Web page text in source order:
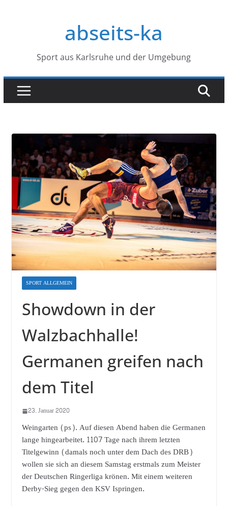
abseits-ka
Sport aus Karlsruhe und der Umgebung
SPORT ALLGEMEIN
Showdown in der
Walzbachhalle!
Germanen greifen nach
dem Titel
23. Januar 2020
Weingarten (ps). Auf diesen Abend haben die Germanen
lange hingearbeitet. 1107 Tage nach ihrem letzten
Titelgewinn (damals noch unter dem Dach des DRB)
wollen sie sich an diesem Samstag erstmals zum Meister
der Deutschen Ringerliga krönen. Mit einem weiteren
Derby-Sieg gegen den KSV Ispringen.